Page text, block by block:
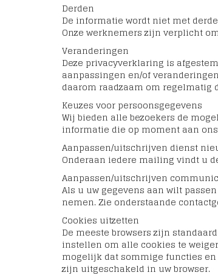
Derden
De informatie wordt niet met
Onze werknemers zijn verplicht
Veranderingen
Deze privacyverklaring is
aanpassingen en/of
daarom raadzaam om regelmatig
Keuzes voor persoonsgegevens
Wij bieden alle bezoekers de
informatie die op moment aan
Aanpassen/uitschrijven dienst
Onderaan iedere mailing vindt u
Aanpassen/uitschrijven
Als u uw gegevens aan wilt
nemen. Zie onderstaande
Cookies uitzetten
De meeste browsers zijn
instellen om alle cookies te
mogelijk dat sommige functies
zijn uitgeschakeld in uw browser.